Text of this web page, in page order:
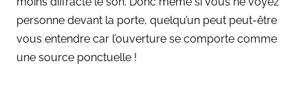
personne devant la porte, quelqu’un peut peut-être
vous entendre car l’ouverture se comporte comme
une source ponctuelle !